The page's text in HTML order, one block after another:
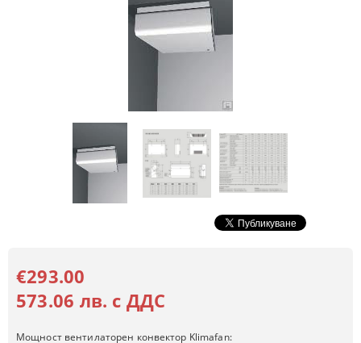
€293.00
573.06 лв. с ДДС
Мощност вентилаторен конвектор Klimafan: